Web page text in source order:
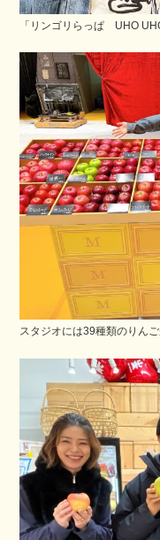
「リンゴリらっぱ UHO
スタジオには39種類のりん